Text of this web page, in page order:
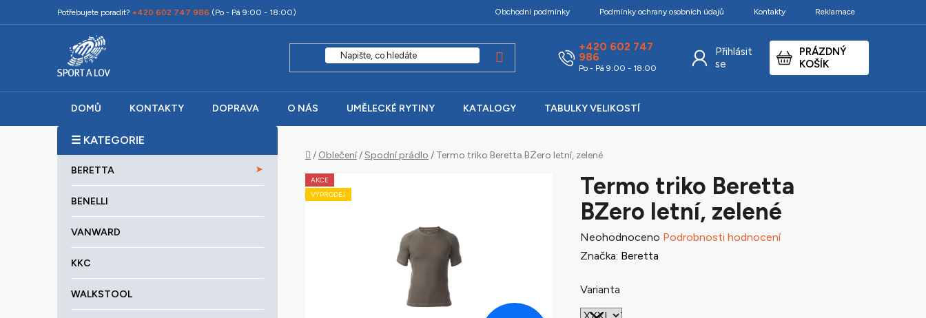
na
Potřebujete poradit? +420 602 747 986 (Po - Pá 9:00 - 18:00) Obchodní podmínky Podmínky ochrany osobních údajů Kontakty Reklamace
+420 602 747
986
Po - Pá 9:00 - 18:00
Přihlásit
se
NÁKUPNÍ
KOŠÍK
PRÁZDNÝ
KOŠÍK
DOMŮ KONTAKTY DOPRAVA O NÁS UMĚLECKÉ RYTINY KATALOGY TABULKY VELIKOSTÍ
P
o
kategorie
BERETTA
BENELLI
VANWARD
KKC
WALKSTOOL
Domů
/ Oblečení/Spodní prádlo / Termo triko Beretta BZero letní, zelené
Termo triko Beretta
BZero letní, zelené
Průměrné
hodnocení
je
0,0
Neohodnoceno Podrobnosti hodnocení
Značka: Beretta
Varianta
AKCE
VÝPRODEJ